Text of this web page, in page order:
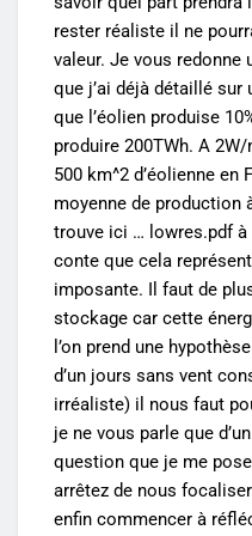
rester réaliste il ne
valeur. Je vous redonne
que j’ai déjà détaillé sur
que l’éolien produise
produire 200TWh. A
500 km^2 d’éolienne en
moyenne de production
trouve ici … lowres.pdf à
conte que cela
imposante. Il faut de
stockage car cette
l’on prend une
d’un jours sans vent
irréaliste) il nous faut
je ne vous parle que
question que je me
arrêtez de nous
enfin commencer à